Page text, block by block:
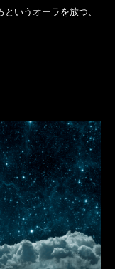
いうオーラを放つ、